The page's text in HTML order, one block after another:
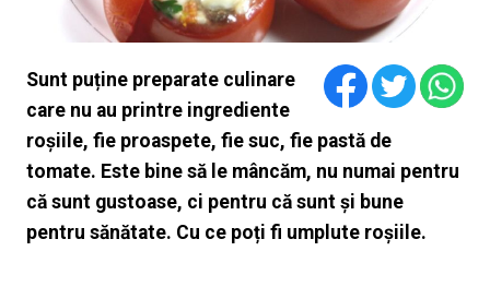
Sunt puține preparate culinare
care nu au printre ingrediente
roșiile, fie proaspete, fie suc, fie pastă de
tomate. Este bine să le mâncăm, nu numai pentru
că sunt gustoase, ci pentru că sunt și bune
pentru sănătate. Cu ce poți fi umplute roșiile.